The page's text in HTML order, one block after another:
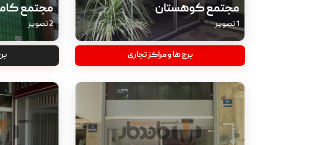
مجتمع کوهستان
1 تصویر
برج ها و مراکز تجاری
مجتمع
2 تصویر